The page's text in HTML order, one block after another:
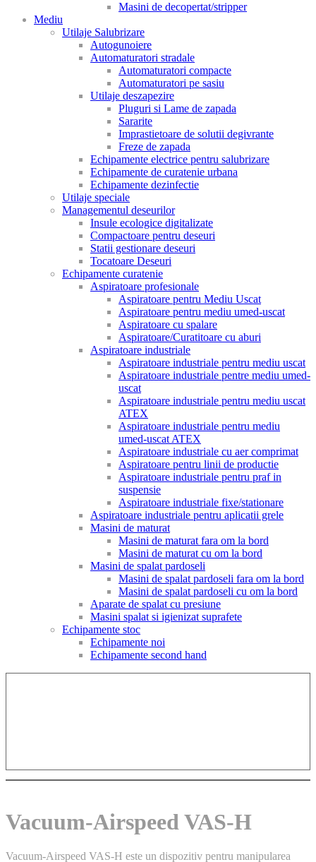
Masini de decopertat/stripper
Mediu
Utilaje Salubrizare
Autogunoiere
Automaturatori stradale
Automaturatori compacte
Automaturatori pe sasiu
Utilaje deszapezire
Pluguri si Lame de zapada
Sararite
Imprastietoare de solutii degivrante
Freze de zapada
Echipamente electrice pentru salubrizare
Echipamente de curatenie urbana
Echipamente dezinfectie
Utilaje speciale
Managementul deseurilor
Insule ecologice digitalizate
Compactoare pentru deseuri
Statii gestionare deseuri
Tocatoare Deseuri
Echipamente curatenie
Aspiratoare profesionale
Aspiratoare pentru Mediu Uscat
Aspiratoare pentru mediu umed-uscat
Aspiratoare cu spalare
Aspiratoare/Curatitoare cu aburi
Aspiratoare industriale
Aspiratoare industriale pentru mediu uscat
Aspiratoare industriale pentre mediu umed-
uscat
Aspiratoare industriale pentru mediu uscat
ATEX
Aspiratoare industriale pentru mediu
umed-uscat ATEX
Aspiratoare industriale cu aer comprimat
Aspiratoare pentru linii de productie
Aspiratoare industriale pentru praf in
suspensie
Aspiratoare industriale fixe/stationare
Aspiratoare industriale pentru aplicatii grele
Masini de maturat
Masini de maturat fara om la bord
Masini de maturat cu om la bord
Masini de spalat pardoseli
Masini de spalat pardoseli fara om la bord
Masini de spalat pardoseli cu om la bord
Aparate de spalat cu presiune
Masini spalat si igienizat suprafete
Echipamente stoc
Echipamente noi
Echipamente second hand
Vacuum-Airspeed VAS-H
Vacuum-Airspeed VAS-H este un dispozitiv pentru manipularea